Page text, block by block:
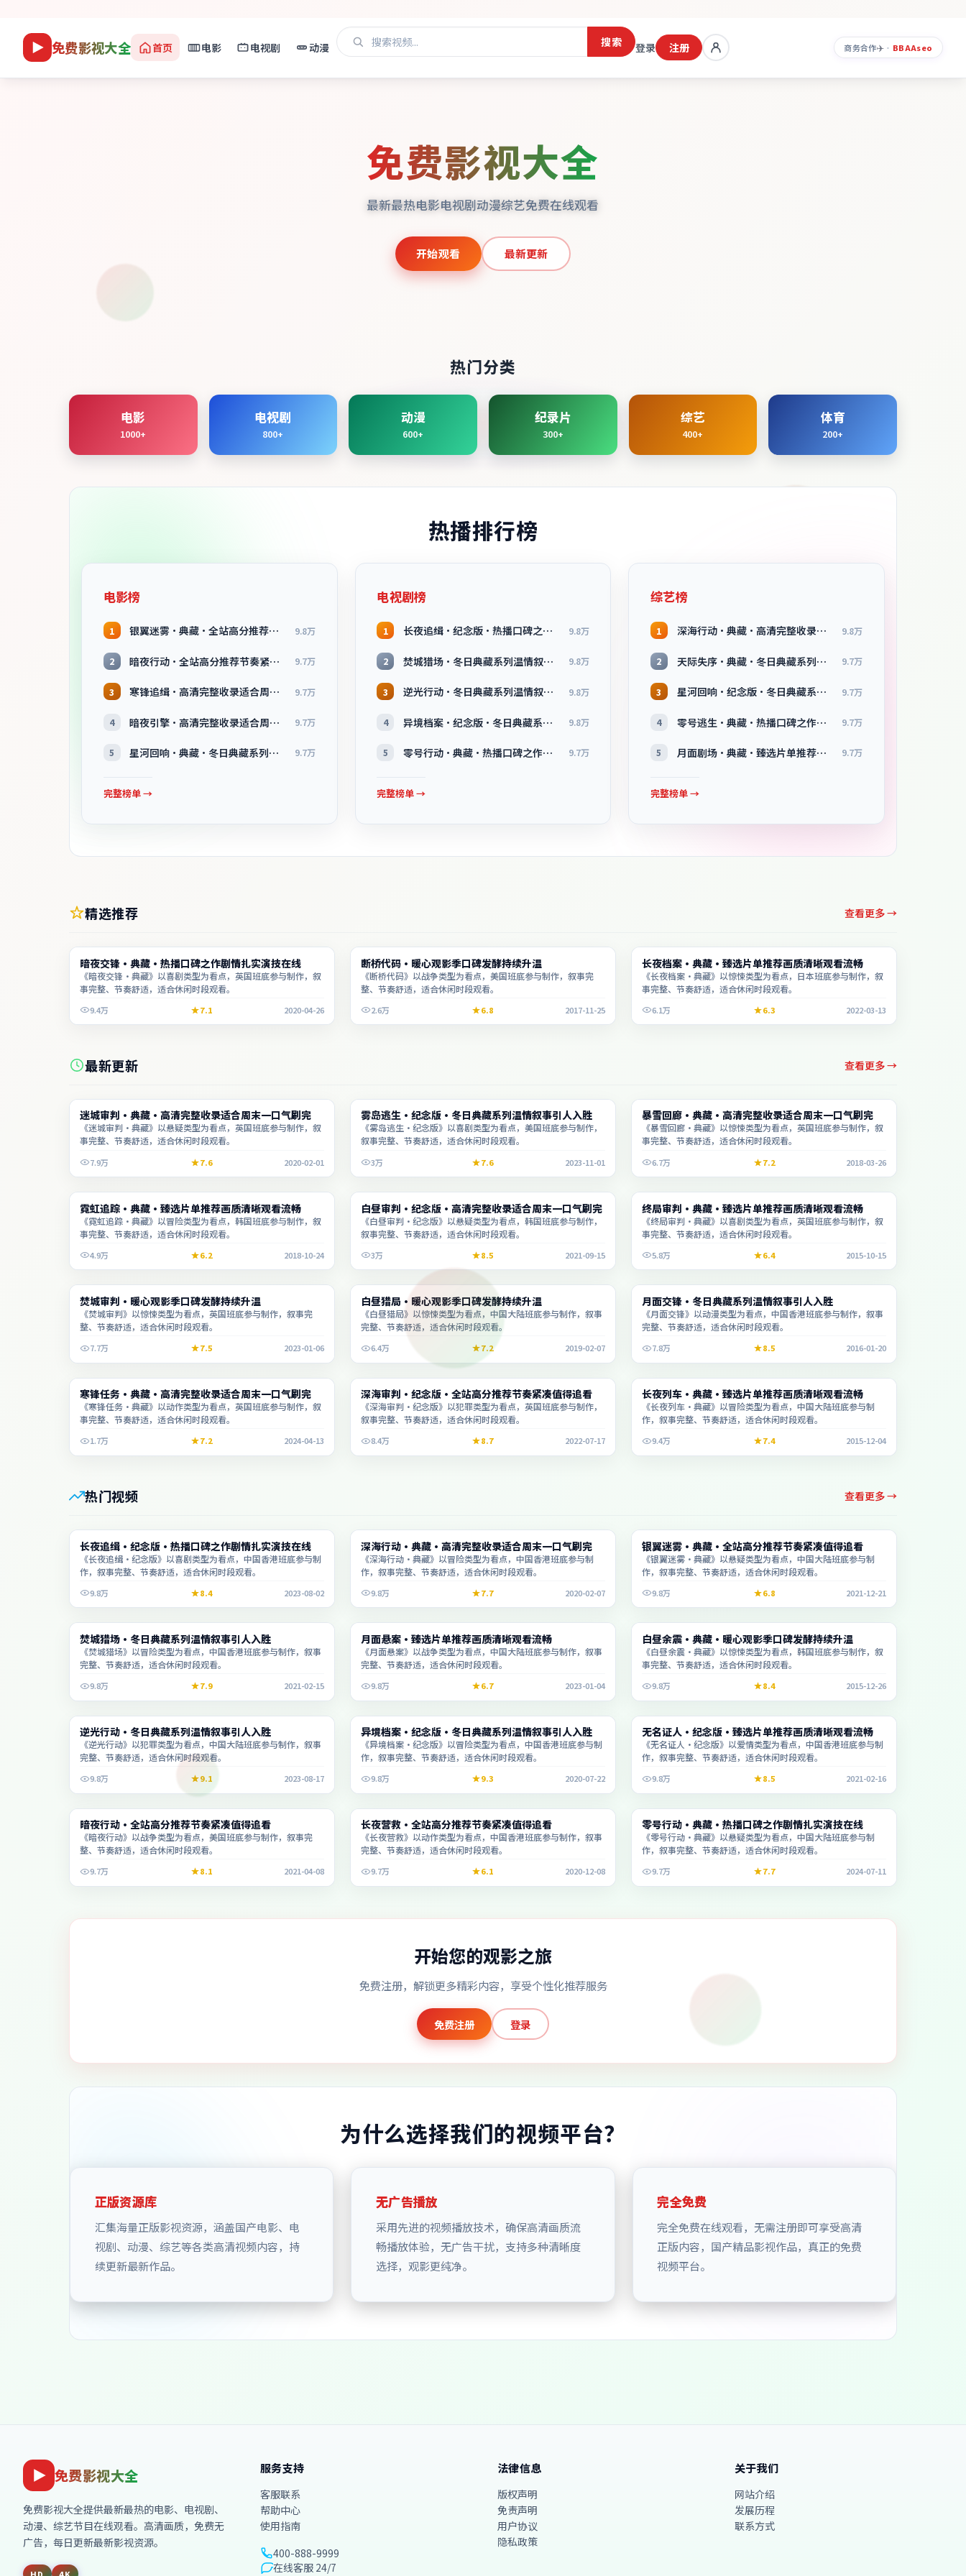
免费影视大全 首页 电影 电视剧 动漫 搜索 登录 注册 商务合作✈️ · BBAAseo
免费影视大全
最新最热电影电视剧动漫综艺免费在线观看
开始观看 最新更新
热门分类
电影
1000+
电视剧
800+
动漫
600+
纪录片
300+
综艺
400+
体育
200+
热播排行榜
电影榜
1 银翼迷雾·典藏·全站高分推荐节奏紧凑值得追看 9.8万
2 暗夜行动·全站高分推荐节奏紧凑值得追看 9.7万
3 寒锋追缉·高清完整收录适合周末一口气刷完 9.7万
4 暗夜引擎·高清完整收录适合周末一口气刷完 9.7万
5 星河回响·典藏·冬日典藏系列温情叙事引人入胜 9.7万
完整榜单 →
电视剧榜
1 长夜追缉·纪念版·热播口碑之作剧情扎实演技在线 9.8万
2 焚城猎场·冬日典藏系列温情叙事引人入胜 9.8万
3 逆光行动·冬日典藏系列温情叙事引人入胜 9.8万
4 异境档案·纪念版·冬日典藏系列温情叙事引人入胜 9.8万
5 零号行动·典藏·热播口碑之作剧情扎实演技在线 9.7万
完整榜单 →
综艺榜
1 深海行动·典藏·高清完整收录适合周末一口气刷完 9.8万
2 天际失序·典藏·冬日典藏系列温情叙事引人入胜 9.7万
3 星河回响·纪念版·冬日典藏系列温情叙事引人入胜 9.7万
4 零号逃生·典藏·热播口碑之作剧情扎实演技在线 9.7万
5 月面剧场·典藏·臻选片单推荐画质清晰观看流畅 9.7万
完整榜单 →
精选推荐 查看更多 →
电影 2:20:51
暗夜交锋·典藏·热播口碑之作剧情扎实演技在线
《暗夜交锋·典藏》以喜剧类型为看点，英国班底参与制作，叙
事完整、节奏舒适，适合休闲时段观看。
9.4万 7.1 2020-04-26
动漫
断桥代码·暖心观影季口碑发酵持续升温
《断桥代码》以战争类型为看点，美国班底参与制作，叙事完
整、节奏舒适，适合休闲时段观看。
2.6万 6.8 2017-11-25
综艺 2:11:38
长夜档案·典藏·臻选片单推荐画质清晰观看流畅
《长夜档案·典藏》以惊悚类型为看点，日本班底参与制作，叙
事完整、节奏舒适，适合休闲时段观看。
6.1万 6.3 2022-03-13
最新更新 查看更多 →
电影 1:50:28
迷城审判·典藏·高清完整收录适合周末一口气刷完
《迷城审判·典藏》以悬疑类型为看点，英国班底参与制作，叙
事完整、节奏舒适，适合休闲时段观看。
7.9万 7.6 2020-02-01
电影 1:53:36
雾岛逃生·纪念版·冬日典藏系列温情叙事引人入胜
《雾岛逃生·纪念版》以喜剧类型为看点，美国班底参与制作，
叙事完整、节奏舒适，适合休闲时段观看。
3万 7.6 2023-11-01
动漫 2:11:40
暴雪回廊·典藏·高清完整收录适合周末一口气刷完
《暴雪回廊·典藏》以惊悚类型为看点，英国班底参与制作，叙
事完整、节奏舒适，适合休闲时段观看。
6.7万 7.2 2018-03-26
动漫 2:01:56
霓虹追踪·典藏·臻选片单推荐画质清晰观看流畅
《霓虹追踪·典藏》以冒险类型为看点，韩国班底参与制作，叙
事完整、节奏舒适，适合休闲时段观看。
4.9万 6.2 2018-10-24
综艺 1:57:46
白昼审判·纪念版·高清完整收录适合周末一口气刷完
《白昼审判·纪念版》以悬疑类型为看点，韩国班底参与制作，
叙事完整、节奏舒适，适合休闲时段观看。
3万 8.5 2021-09-15
综艺 2:42:56
终局审判·典藏·臻选片单推荐画质清晰观看流畅
《终局审判·典藏》以喜剧类型为看点，英国班底参与制作，叙
事完整、节奏舒适，适合休闲时段观看。
5.8万 6.4 2015-10-15
综艺
焚城审判·暖心观影季口碑发酵持续升温
《焚城审判》以惊悚类型为看点，英国班底参与制作，叙事完
整、节奏舒适，适合休闲时段观看。
7.7万 7.5 2023-01-06
电影
白昼猎局·暖心观影季口碑发酵持续升温
《白昼猎局》以惊悚类型为看点，中国大陆班底参与制作，叙事
完整、节奏舒适，适合休闲时段观看。
6.4万 7.2 2019-02-07
综艺
月面交锋·冬日典藏系列温情叙事引人入胜
《月面交锋》以动漫类型为看点，中国香港班底参与制作，叙事
完整、节奏舒适，适合休闲时段观看。
7.8万 8.5 2016-01-20
动漫 2:17:04
寒锋任务·典藏·高清完整收录适合周末一口气刷完
《寒锋任务·典藏》以动作类型为看点，英国班底参与制作，叙
事完整、节奏舒适，适合休闲时段观看。
1.7万 7.2 2024-04-13
动漫 2:37:43
深海审判·纪念版·全站高分推荐节奏紧凑值得追看
《深海审判·纪念版》以犯罪类型为看点，英国班底参与制作，
叙事完整、节奏舒适，适合休闲时段观看。
8.4万 8.7 2022-07-17
动漫 2:45:02
长夜列车·典藏·臻选片单推荐画质清晰观看流畅
《长夜列车·典藏》以冒险类型为看点，中国大陆班底参与制
作，叙事完整、节奏舒适，适合休闲时段观看。
9.4万 7.4 2015-12-04
热门视频 查看更多 →
电视剧 2:13:03
长夜追缉·纪念版·热播口碑之作剧情扎实演技在线
《长夜追缉·纪念版》以喜剧类型为看点，中国香港班底参与制
作，叙事完整、节奏舒适，适合休闲时段观看。
9.8万 8.4 2023-08-02
综艺 1:39:10
深海行动·典藏·高清完整收录适合周末一口气刷完
《深海行动·典藏》以冒险类型为看点，中国香港班底参与制
作，叙事完整、节奏舒适，适合休闲时段观看。
9.8万 7.7 2020-02-07
电影 2:12:37
银翼迷雾·典藏·全站高分推荐节奏紧凑值得追看
《银翼迷雾·典藏》以悬疑类型为看点，中国大陆班底参与制
作，叙事完整、节奏舒适，适合休闲时段观看。
9.8万 6.8 2021-12-21
电视剧
焚城猎场·冬日典藏系列温情叙事引人入胜
《焚城猎场》以冒险类型为看点，中国香港班底参与制作，叙事
完整、节奏舒适，适合休闲时段观看。
9.8万 7.9 2021-02-15
动漫
月面悬案·臻选片单推荐画质清晰观看流畅
《月面悬案》以战争类型为看点，中国大陆班底参与制作，叙事
完整、节奏舒适，适合休闲时段观看。
9.8万 6.7 2023-01-04
动漫
白昼余震·典藏·暖心观影季口碑发酵持续升温
《白昼余震·典藏》以惊悚类型为看点，韩国班底参与制作，叙
事完整、节奏舒适，适合休闲时段观看。
9.8万 8.4 2015-12-26
电视剧
逆光行动·冬日典藏系列温情叙事引人入胜
《逆光行动》以犯罪类型为看点，中国大陆班底参与制作，叙事
完整、节奏舒适，适合休闲时段观看。
9.8万 9.1 2023-08-17
电视剧 2:02:54
异境档案·纪念版·冬日典藏系列温情叙事引人入胜
《异境档案·纪念版》以冒险类型为看点，中国香港班底参与制
作，叙事完整、节奏舒适，适合休闲时段观看。
9.8万 9.3 2020-07-22
动漫 2:46:20
无名证人·纪念版·臻选片单推荐画质清晰观看流畅
《无名证人·纪念版》以爱情类型为看点，中国香港班底参与制
作，叙事完整、节奏舒适，适合休闲时段观看。
9.8万 8.5 2021-02-16
电影
暗夜行动·全站高分推荐节奏紧凑值得追看
《暗夜行动》以战争类型为看点，美国班底参与制作，叙事完
整、节奏舒适，适合休闲时段观看。
9.7万 8.1 2021-04-08
动漫
长夜营救·全站高分推荐节奏紧凑值得追看
《长夜营救》以动作类型为看点，中国香港班底参与制作，叙事
完整、节奏舒适，适合休闲时段观看。
9.7万 6.1 2020-12-08
电视剧 2:38:27
零号行动·典藏·热播口碑之作剧情扎实演技在线
《零号行动·典藏》以悬疑类型为看点，中国大陆班底参与制
作，叙事完整、节奏舒适，适合休闲时段观看。
9.7万 7.7 2024-07-11
开始您的观影之旅
免费注册，解锁更多精彩内容，享受个性化推荐服务
免费注册 登录
为什么选择我们的视频平台？
正版资源库
汇集海量正版影视资源，涵盖国产电影、电
视剧、动漫、综艺等各类高清视频内容，持
续更新最新作品。
无广告播放
采用先进的视频播放技术，确保高清画质流
畅播放体验，无广告干扰，支持多种清晰度
选择，观影更纯净。
完全免费
完全免费在线观看，无需注册即可享受高清
正版内容，国产精品影视作品，真正的免费
视频平台。
免费影视大全
免费影视大全提供最新最热的电影、电视剧、
动漫、综艺节目在线观看。高清画质，免费无
广告，每日更新最新影视资源。
HD 4K
服务支持
客服联系
帮助中心
使用指南
400-888-9999
在线客服 24/7
法律信息
版权声明
免责声明
用户协议
隐私政策
关于我们
网站介绍
发展历程
联系方式